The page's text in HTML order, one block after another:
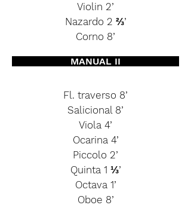
Violin 2’
Nazardo 2 ⅔’
Corno 8’
MANUAL II
Fl. traverso 8’
Salicional 8’
Viola 4’
Ocarina 4’
Piccolo 2’
Quinta 1 ⅓’
Octava 1’
Oboe 8’